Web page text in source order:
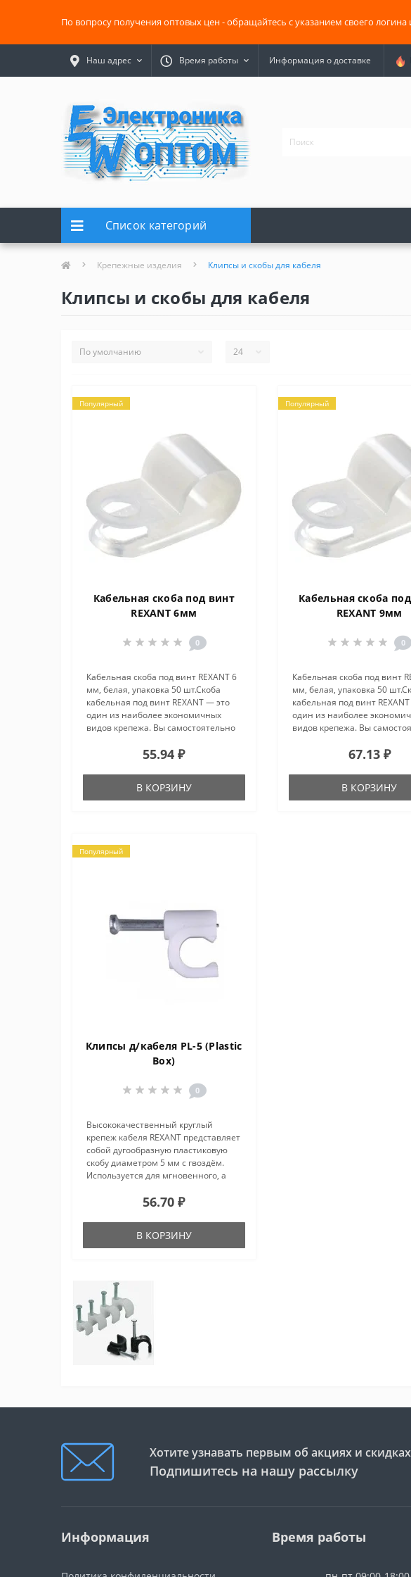
По вопросу получения оптовых цен - обращайтесь с указанием своего
Наш адрес Время работы Информация о доставке
Список категорий
Крепежные изделия Клипсы и скобы для кабеля
Клипсы и скобы для кабеля
Популярный
Кабельная скоба под винт
REXANT 6мм
0
Кабельная скоба под винт REXANT 6
мм, белая, упаковка 50 шт.Скоба
кабельная под винт REXANT — это
один из наиболее экономичных
видов крепежа. Вы самостоятельно
подходящий либо имеющийся у вас
скобы..
55.94 ₽
В КОРЗИНУ
Популярный
Кабельная скоба
REXANT 9мм
0
Кабельная скоба под винт
мм, белая, упаковка 50
кабельная под винт
один из наиболее
видов крепежа. Вы
подходящий либо
скобы..
67.13 ₽
В КОРЗИНУ
Популярный
Клипсы д/кабеля PL-5 (Plastic
Box)
0
Высококачественный круглый
крепеж кабеля REXANT представляет
собой дугообразную пластиковую
скобу диаметром 5 мм с гвоздём.
Используется для мгновенного, а
проводов и кабелей к поверхностям
56.70 ₽
В КОРЗИНУ
Хотите узнавать первым об акциях и
Подпишитесь на нашу рассылку
Информация Время работы